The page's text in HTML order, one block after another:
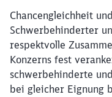
Chancengleichheit
Schwerbehinderter
respektvolle
Konzerns fest
schwerbehinderte
bei gleicher Eignung